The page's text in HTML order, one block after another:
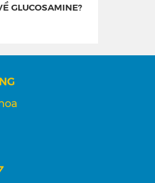
GLUCOSAMINE?